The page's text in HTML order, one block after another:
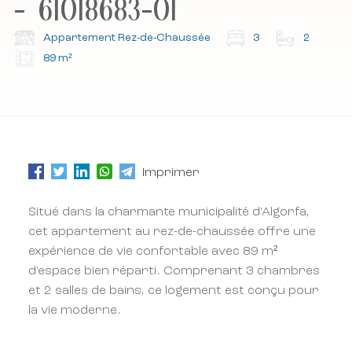
Abonnez-vous à notre newsletter.
Abonnez-vous à notre newsletter.
- 61018683-01
Appartement Rez-de-Chaussée 3
2
89 m²
Imprimer
Situé dans la charmante municipalité d'Algorfa,
cet appartement au rez-de-chaussée offre une
expérience de vie confortable avec 89 m²
d'espace bien réparti. Comprenant 3 chambres
et 2 salles de bains, ce logement est conçu pour
la vie moderne.